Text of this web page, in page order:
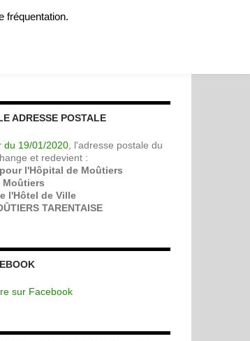
ADRESSE POSTALE
du 19/01/2020 , l'adresse postale du
et redevient :
l'Hôpital de Moûtiers
Moûtiers
l'Hôtel de Ville
TARENTAISE
sur Facebook
fréquentation.